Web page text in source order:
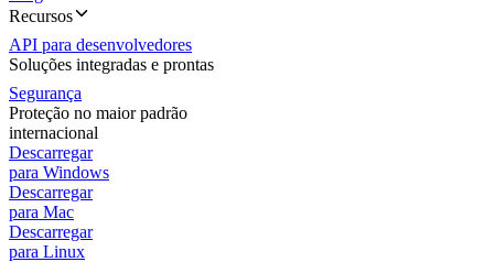
Recursos
API para desenvolvedores
Soluções integradas e prontas
Segurança
Proteção no maior padrão
internacional
Descarregar
para Windows
Descarregar
para Mac
Descarregar
para Linux